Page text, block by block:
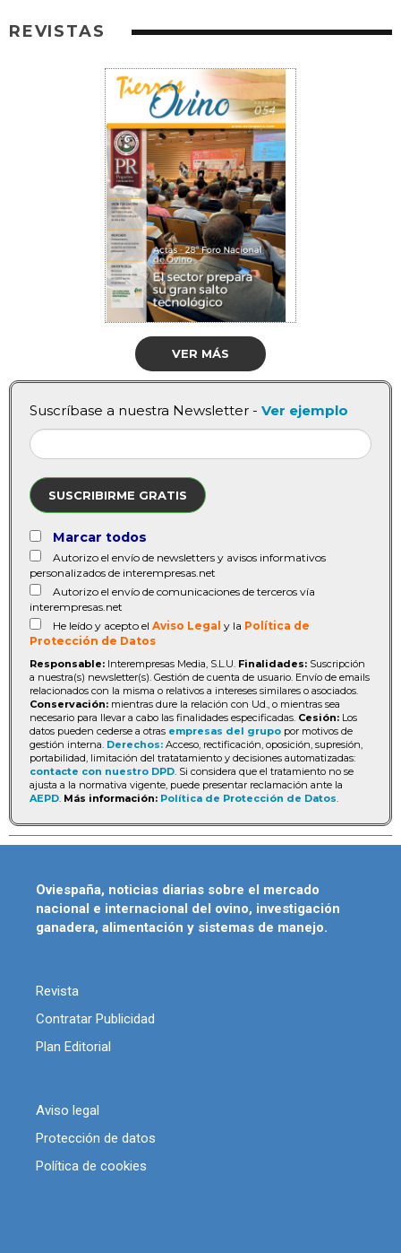
REVISTAS
VER MÁS
Suscríbase a nuestra Newsletter - Ver ejemplo
SUSCRIBIRME GRATIS
Marcar todos
Autorizo el envío de newsletters y avisos informativos
personalizados de interempresas.net
Autorizo el envío de comunicaciones de terceros vía
interempresas.net
He leído y acepto el Aviso Legal y la Política de
Protección de Datos
Responsable: Interempresas Media, S.L.U. Finalidades: Suscripción
a nuestra(s) newsletter(s). Gestión de cuenta de usuario. Envío de emails
relacionados con la misma o relativos a intereses similares o asociados.
Conservación: mientras dure la relación con Ud., o mientras sea
necesario para llevar a cabo las finalidades especificadas. Cesión: Los
datos pueden cederse a otras empresas del grupo por motivos de
gestión interna. Derechos: Acceso, rectificación, oposición, supresión,
portabilidad, limitación del tratatamiento y decisiones automatizadas:
contacte con nuestro DPD. Si considera que el tratamiento no se
ajusta a la normativa vigente, puede presentar reclamación ante la
AEPD. Más información: Política de Protección de Datos.
Oviespaña, noticias diarias sobre el mercado
nacional e internacional del ovino, investigación
ganadera, alimentación y sistemas de manejo.
Revista
Contratar Publicidad
Plan Editorial
Aviso legal
Protección de datos
Política de cookies